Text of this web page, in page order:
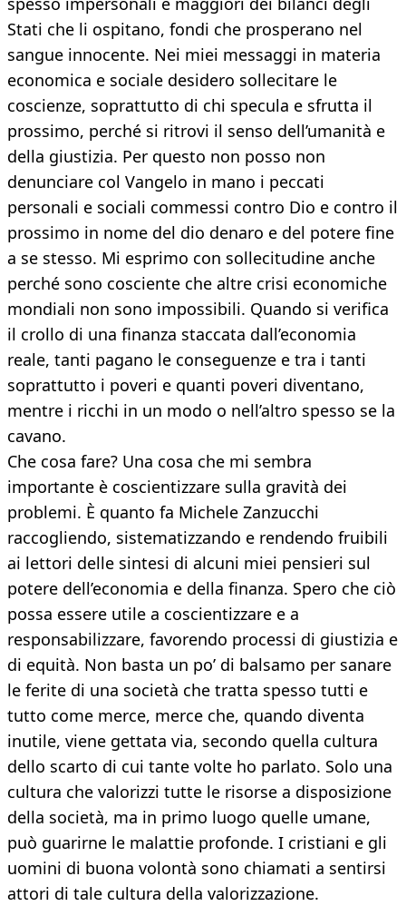
Stati che li ospitano, fondi che prosperano nel
sangue innocente. Nei miei messaggi in materia
economica e sociale desidero sollecitare le
coscienze, soprattutto di chi specula e sfrutta il
prossimo, perché si ritrovi il senso dell’umanità e
della giustizia. Per questo non posso non
denunciare col Vangelo in mano i peccati
personali e sociali commessi contro Dio e contro il
prossimo in nome del dio denaro e del potere fine
a se stesso. Mi esprimo con sollecitudine anche
perché sono cosciente che altre crisi economiche
mondiali non sono impossibili. Quando si verifica
il crollo di una finanza staccata dall’economia
reale, tanti pagano le conseguenze e tra i tanti
soprattutto i poveri e quanti poveri diventano,
mentre i ricchi in un modo o nell’altro spesso se la
cavano.
Che cosa fare? Una cosa che mi sembra
importante è coscientizzare sulla gravità dei
problemi. È quanto fa Michele Zanzucchi
raccogliendo, sistematizzando e rendendo fruibili
ai lettori delle sintesi di alcuni miei pensieri sul
potere dell’economia e della finanza. Spero che ciò
possa essere utile a coscientizzare e a
responsabilizzare, favorendo processi di giustizia e
di equità. Non basta un po’ di balsamo per sanare
le ferite di una società che tratta spesso tutti e
tutto come merce, merce che, quando diventa
inutile, viene gettata via, secondo quella cultura
dello scarto di cui tante volte ho parlato. Solo una
cultura che valorizzi tutte le risorse a disposizione
della società, ma in primo luogo quelle umane,
può guarirne le malattie profonde. I cristiani e gli
uomini di buona volontà sono chiamati a sentirsi
attori di tale cultura della valorizzazione.